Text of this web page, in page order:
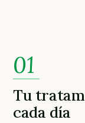
01
Tu
cada día